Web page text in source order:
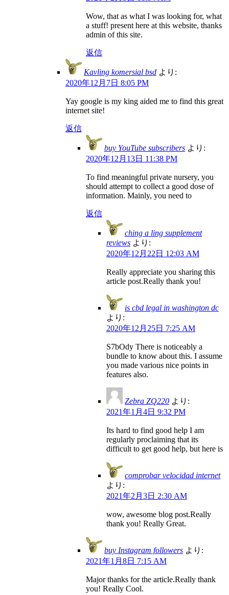
Wow, that as what I was looking for, what
a stuff! present here at this website, thanks
admin of this site.
返信
Kavling komersial bsd より:
2020年12月7日 8:05 PM
Yay google is my king aided me to find this great
internet site!
返信
buy YouTube subscribers より:
2020年12月13日 11:38 PM
To find meaningful private nursery, you
should attempt to collect a good dose of
information. Mainly, you need to
返信
ching a ling supplement
reviews より:
2020年12月22日 12:03 AM
Really appreciate you sharing this
article post.Really thank you!
is cbd legal in washington dc
より:
2020年12月25日 7:25 AM
S7bOdy There is noticeably a
bundle to know about this. I assume
you made various nice points in
features also.
Zebra ZQ220 より:
2021年1月4日 9:32 PM
Its hard to find good help I am
regularly proclaiming that its
difficult to get good help, but here is
comprobar velocidad internet
より:
2021年2月3日 2:30 AM
wow, awesome blog post.Really
thank you! Really Great.
buy Instagram followers より:
2021年1月8日 7:15 AM
Major thanks for the article.Really thank
you! Really Cool.